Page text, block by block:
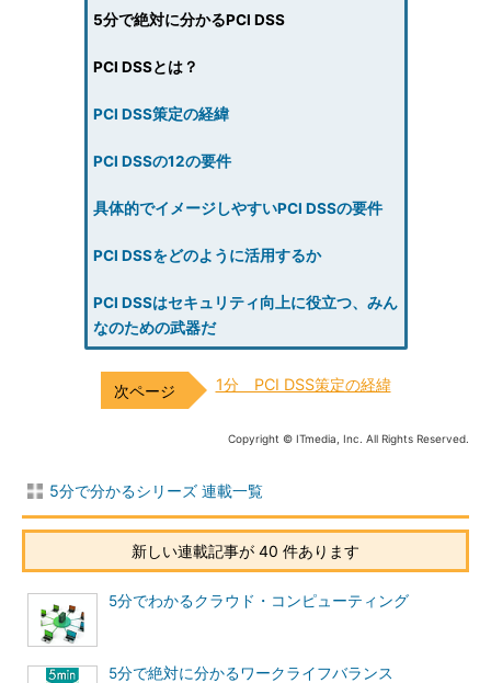
5分で絶対に分かるPCI DSS
PCI DSSとは？
PCI DSS策定の経緯
PCI DSSの12の要件
具体的でイメージしやすいPCI DSSの要件
PCI DSSをどのように活用するか
PCI DSSはセキュリティ向上に役立つ、みん
なのための武器だ
1分 PCI DSS策定の経緯
Copyright © ITmedia, Inc. All Rights Reserved.
5分で分かるシリーズ 連載一覧
新しい連載記事が 40 件あります
5分でわかるクラウド・コンピューティング
5分で絶対に分かるワークライフバランス